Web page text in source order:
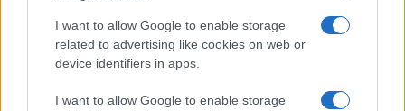
I want to allow Google to enable storage
related to advertising like cookies on web or
device identifiers in apps.
I want to allow Google to enable storage
εναλλακτική πλατφόρμα κοινοποίησης βίντεο. Η
εφαρμογή είδε τη δημοτικότητά της να εκτοξεύεται
μέσα σε λίγες ώρες, σκαρφαλώνοντας μέχρι και τη
αμερικανικόApp Store, πριν σταθεροποιηθεί στην